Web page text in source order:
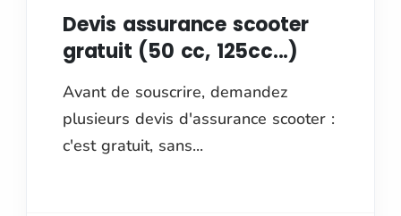
Devis assurance scooter
gratuit (50 cc, 125cc...)
Avant de souscrire, demandez
plusieurs devis d'assurance scooter :
c'est gratuit, sans...